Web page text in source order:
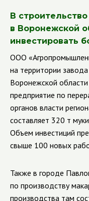
В
в Воронежской
инвестировать
ООО
на территории
Воронежской области
предприятие по
органов власти
составляет 320 т
Объем инвестиций
свыше 100 новых
Также в городе
по производству
производства там